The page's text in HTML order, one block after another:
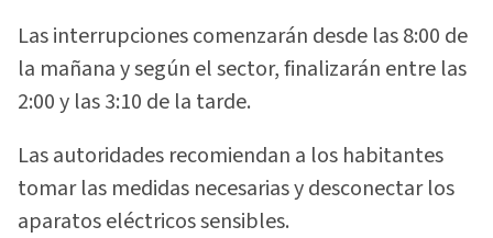
Las interrupciones comenzarán desde las 8:00 de
la mañana y según el sector, finalizarán entre las
2:00 y las 3:10 de la tarde.
Las autoridades recomiendan a los habitantes
tomar las medidas necesarias y desconectar los
aparatos eléctricos sensibles.